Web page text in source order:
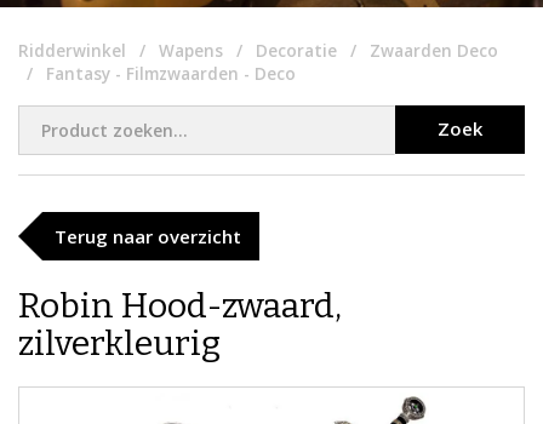
Ridderwinkel Wapens Decoratie
Zwaarden Deco
Fantasy - Filmzwaarden - Deco
Zoek
Terug naar overzicht
​Robin Hood-zwaard,
zilverkleurig